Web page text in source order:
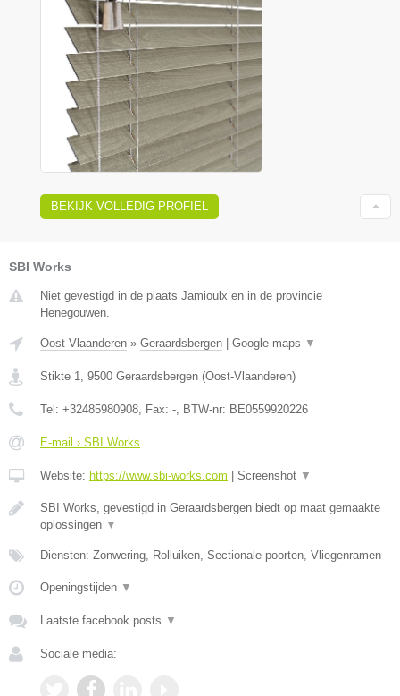
BEKIJK VOLLEDIG PROFIEL
SBI Works
Niet gevestigd in de plaats Jamioulx en in de provincie
Henegouwen.
Oost-Vlaanderen » Geraardsbergen | Google maps ▼
Stikte 1 9500 Geraardsbergen (Oost-Vlaanderen)
Tel: +32485980908 , Fax: - , BTW-nr: BE0559920226
E-mail › SBI Works
Website: https://www.sbi-works.com | Screenshot ▼
SBI Works, gevestigd in Geraardsbergen biedt op maat gemaakte
oplossingen ▼
Diensten: Zonwering, Rolluiken, Sectionale poorten, Vliegenramen
Openingstijden ▼
Laatste facebook posts ▼
Sociale media: